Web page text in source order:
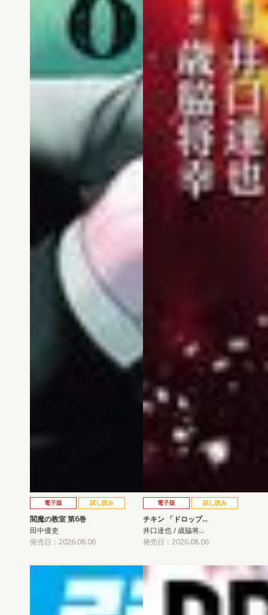
電子版 試し読み
閻魔の教室 第6巻
田中優吏
発売日：2026.08.06
電子版 試し読み
チキン 「ドロップ…
井口達也 / 歳脇将…
発売日：2026.08.06